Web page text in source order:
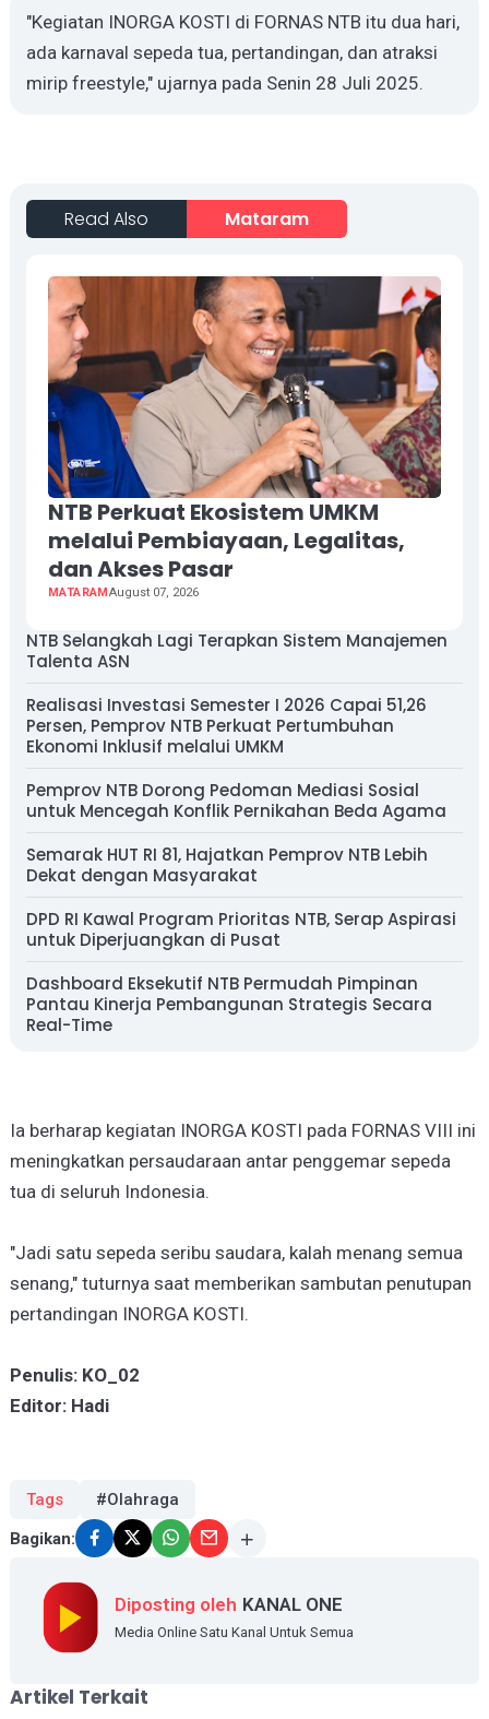
"Kegiatan INORGA KOSTI di FORNAS NTB itu dua hari,
ada karnaval sepeda tua, pertandingan, dan atraksi
mirip freestyle," ujarnya pada Senin 28 Juli 2025.
Read Also Mataram
NTB Perkuat Ekosistem UMKM
melalui Pembiayaan, Legalitas,
dan Akses Pasar
MATARAMAugust 07, 2026
NTB Selangkah Lagi Terapkan Sistem Manajemen
Talenta ASN
Realisasi Investasi Semester I 2026 Capai 51,26
Persen, Pemprov NTB Perkuat Pertumbuhan
Ekonomi Inklusif melalui UMKM
Pemprov NTB Dorong Pedoman Mediasi Sosial
untuk Mencegah Konflik Pernikahan Beda Agama
Semarak HUT RI 81, Hajatkan Pemprov NTB Lebih
Dekat dengan Masyarakat
DPD RI Kawal Program Prioritas NTB, Serap Aspirasi
untuk Diperjuangkan di Pusat
Dashboard Eksekutif NTB Permudah Pimpinan
Pantau Kinerja Pembangunan Strategis Secara
Real-Time
Ia berharap kegiatan INORGA KOSTI pada FORNAS VIII ini
meningkatkan persaudaraan antar penggemar sepeda
tua di seluruh Indonesia.
"Jadi satu sepeda seribu saudara, kalah menang semua
senang," tuturnya saat memberikan sambutan penutupan
pertandingan INORGA KOSTI.
Penulis: KO_02
Editor: Hadi
Tags #Olahraga
Bagikan:
Diposting oleh KANAL ONE
Media Online Satu Kanal Untuk Semua
Artikel Terkait